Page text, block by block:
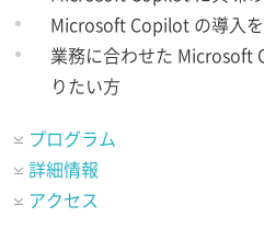
Microsoft Copilot の導入
業務に合わせた Microsoft
りたい方
プログラム
詳細情報
アクセス